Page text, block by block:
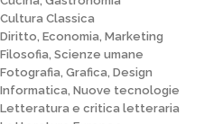
Cultura Classica
Diritto, Economia, Marketing
Filosofia, Scienze umane
Fotografia, Grafica, Design
Informatica, Nuove tecnologie
Letteratura e critica letteraria